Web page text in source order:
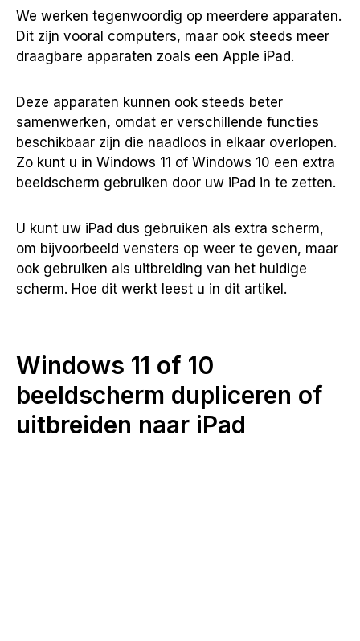
We werken tegenwoordig op meerdere apparaten.
Dit zijn vooral computers, maar ook steeds meer
draagbare apparaten zoals een Apple iPad.
Deze apparaten kunnen ook steeds beter
samenwerken, omdat er verschillende functies
beschikbaar zijn die naadloos in elkaar overlopen.
Zo kunt u in Windows 11 of Windows 10 een extra
beeldscherm gebruiken door uw iPad in te zetten.
U kunt uw iPad dus gebruiken als extra scherm,
om bijvoorbeeld vensters op weer te geven, maar
ook gebruiken als uitbreiding van het huidige
scherm. Hoe dit werkt leest u in dit artikel.
Windows 11 of 10
beeldscherm dupliceren of
uitbreiden naar iPad